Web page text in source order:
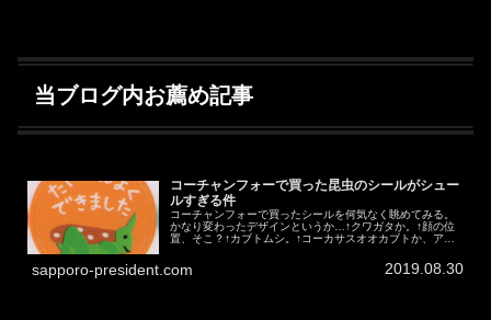
当ブログ内お薦め記事
コーチャンフォーで買った昆虫のシールがシュー
ルすぎる件
コーチャンフォーで買ったシールを何気なく眺めてみる。
かなり変わったデザインというか…↑クワガタか。↑顔の位
置、そこ？↑カブトムシ。↑コーカサスオオカブトか、アト
sapporo-president.com 2019.08.30